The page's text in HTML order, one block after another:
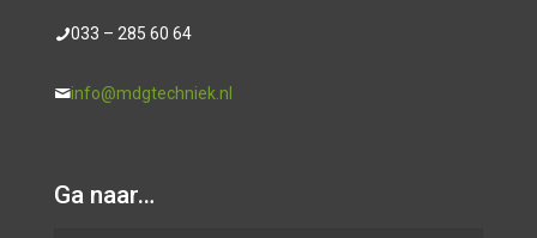
033 – 285 60 64
info@mdgtechniek.nl
Ga naar…